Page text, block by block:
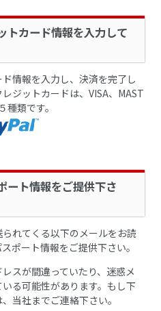
トカード情報を入力して
情報を入力し、決済を完了し
ジットカードは、VISA、MAST
種類です。
ート情報をご提供下さ
れてくる以下のメールをお読
ポート情報をご提供下さい。
スが間違っていたり、迷惑メ
る可能性があります。もし下
当社までご連絡下さい。